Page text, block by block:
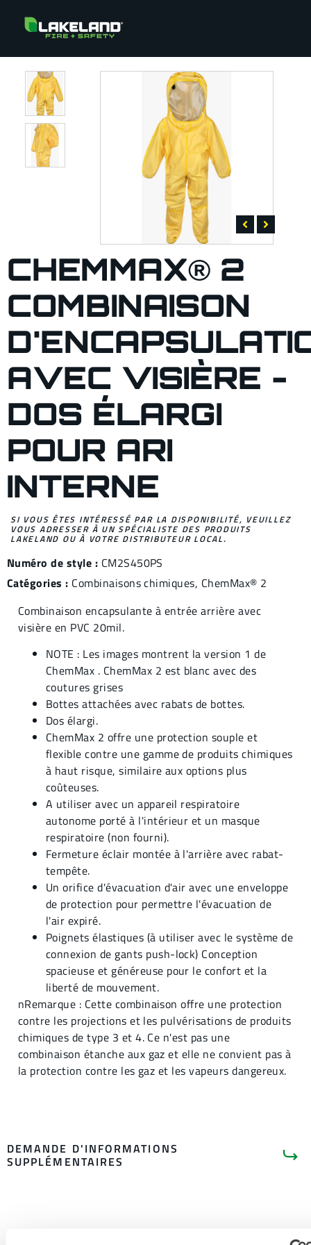
CHEMMAX® 2
COMBINAISON
AVEC VISIÈRE -
DOS ÉLARGI
POUR ARI
INTERNE
SI VOUS ÊTES INTÉRESSÉ PAR LA DISPONIBILITÉ, VEUILLEZ
VOUS ADRESSER À UN SPÉCIALISTE DES PRODUITS
LAKELAND OU À VOTRE DISTRIBUTEUR LOCAL.
Numéro de style : CM2S450PS
Catégories : Combinaisons chimiques, ChemMax® 2
Combinaison encapsulante à entrée arrière avec
visière en PVC 20mil.
NOTE : Les images montrent la version 1 de
ChemMax . ChemMax 2 est blanc avec des
coutures grises
Bottes attachées avec rabats de bottes.
Dos élargi.
ChemMax 2 offre une protection souple et
flexible contre une gamme de produits chimiques
à haut risque, similaire aux options plus
coûteuses.
A utiliser avec un appareil respiratoire
autonome porté à l'intérieur et un masque
respiratoire (non fourni).
Fermeture éclair montée à l'arrière avec rabat-
tempête.
Un orifice d'évacuation d'air avec une enveloppe
de protection pour permettre l'évacuation de
l'air expiré.
Poignets élastiques (à utiliser avec le système de
connexion de gants push-lock) Conception
spacieuse et généreuse pour le confort et la
liberté de mouvement.
nRemarque : Cette combinaison offre une protection
contre les projections et les pulvérisations de produits
chimiques de type 3 et 4. Ce n'est pas une
combinaison étanche aux gaz et elle ne convient pas à
la protection contre les gaz et les vapeurs dangereux.
DEMANDE D'INFORMATIONS
SUPPLÉMENTAIRES